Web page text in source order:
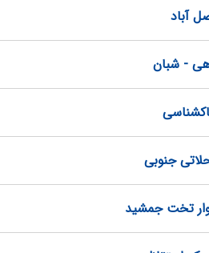
آباد
- شبان
جنوبی
تخت جمشید